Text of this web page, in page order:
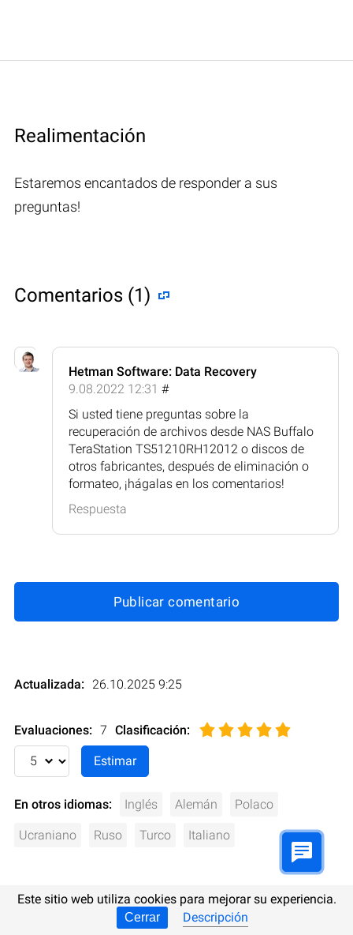
Realimentación
Estaremos encantados de responder a sus
preguntas!
Comentarios (1)
Hetman Software: Data Recovery
9.08.2022 12:31 #
Si usted tiene preguntas sobre la
recuperación de archivos desde NAS Buffalo
TeraStation TS51210RH12012 o discos de
otros fabricantes, después de eliminación o
formateo, ¡hágalas en los comentarios!
Respuesta
Publicar comentario
Actualizada: 26.10.2025 9:25
Evaluaciones: 7 Clasificación:
En otros idiomas: Inglés Alemán Polaco
Ucraniano Ruso Turco Italiano
Este sitio web utiliza cookies para mejorar su experiencia.
Cerrar Descripción